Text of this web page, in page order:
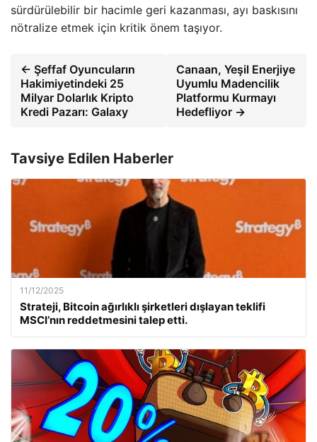
sürdürülebilir bir hacimle geri kazanması, ayı baskısını
nötralize etmek için kritik önem taşıyor.
← Şeffaf Oyuncuların
Hakimiyetindeki 25
Milyar Dolarlık Kripto
Kredi Pazarı: Galaxy
Canaan, Yeşil Enerjiye
Uyumlu Madencilik
Platformu Kurmayı
Hedefliyor →
Tavsiye Edilen Haberler
11/12/2025
Strateji, Bitcoin ağırlıklı şirketleri dışlayan teklifi
MSCI’nın reddetmesini talep etti.